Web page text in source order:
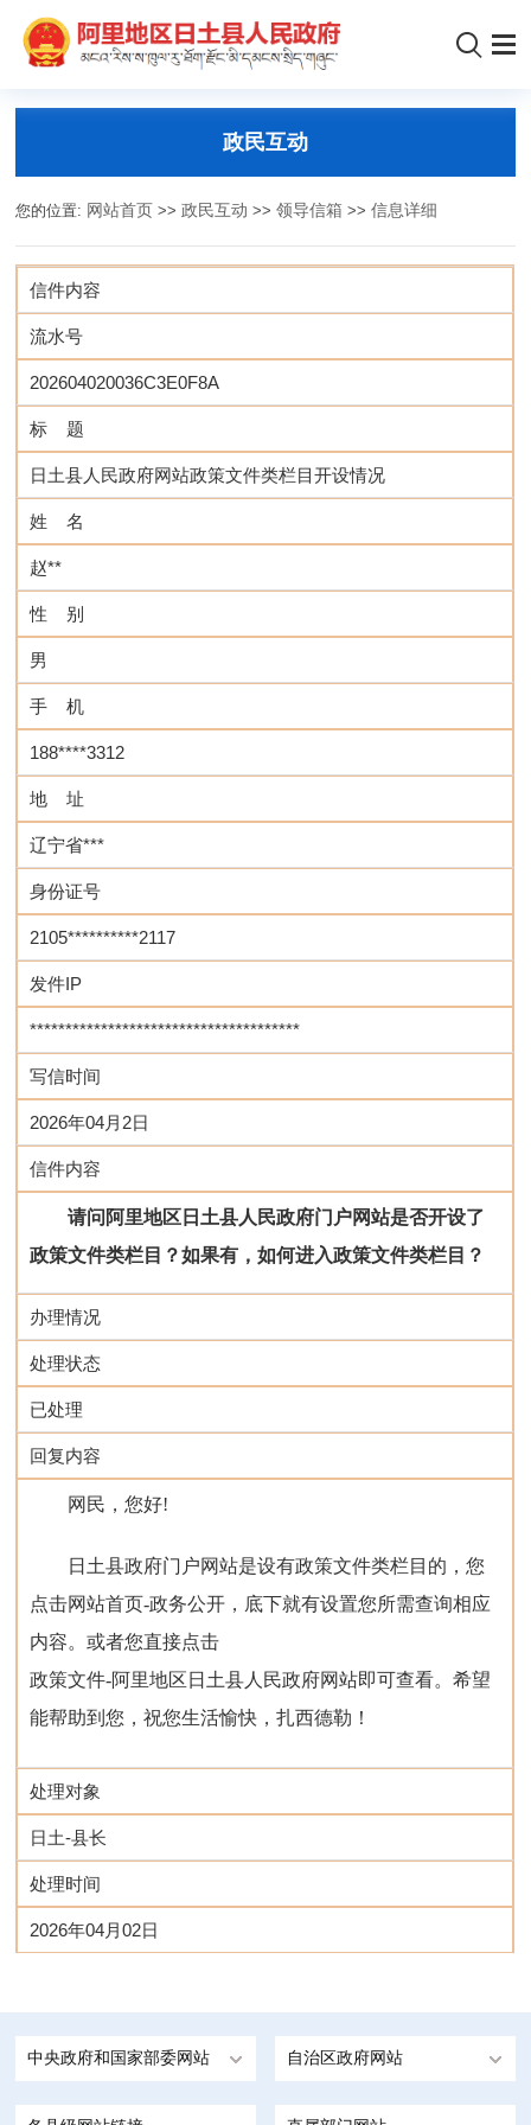
政民互动
您的位置: 网站首页 >>政民互动 >>领导信箱 >>信息详细
信件内容
流水号
202604020036C3E0F8A
标 题
日土县人民政府网站政策文件类栏目开设情况
姓 名
赵**
性 别
男
手 机
188****3312
地 址
辽宁省***
身份证号
2105**********2117
发件IP
**************************************
写信时间
2026年04月2日
信件内容
请问阿里地区日土县人民政府门户网站是否开设了
政策文件类栏目？如果有，如何进入政策文件类栏目？
办理情况
处理状态
已处理
回复内容
网民，您好!
日土县政府门户网站是设有政策文件类栏目的，您
点击网站首页-政务公开，底下就有设置您所需查询相应
内容。或者您直接点击
政策文件-阿里地区日土县人民政府网站即可查看。希望
能帮助到您，祝您生活愉快，扎西德勒！
处理对象
日土-县长
处理时间
2026年04月02日
中央政府和国家部委网站 自治区政府网站